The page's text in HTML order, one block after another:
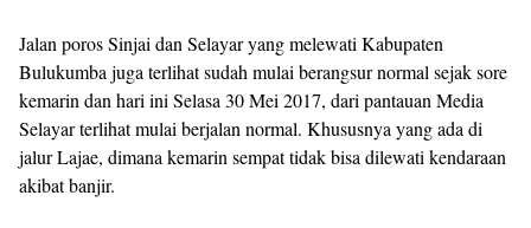
Jalan poros Sinjai dan Selayar yang melewati Kabupaten
Bulukumba juga terlihat sudah mulai berangsur normal sejak sore
kemarin dan hari ini Selasa 30 Mei 2017, dari pantauan Media
Selayar terlihat mulai berjalan normal. Khususnya yang ada di
jalur Lajae, dimana kemarin sempat tidak bisa dilewati kendaraan
akibat banjir.